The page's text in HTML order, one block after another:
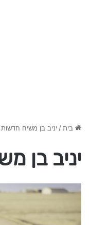
בית/יניב בן משיח חדשות
יניב בן